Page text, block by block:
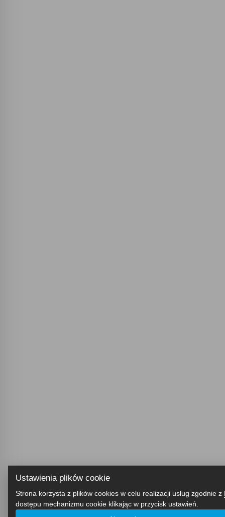
Ustawienia plików cookie
Strona korzysta z plików cookies w celu realizacji usług zgodnie z
dostępu mechanizmu cookie klikając w przycisk ustawień.